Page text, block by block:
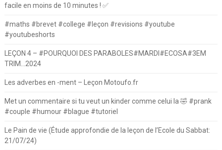
facile en moins de 10 minutes ! ✅
#maths #brevet #college #leçon #revisions #youtube
#youtubeshorts
LEÇON 4 – #POURQUOI DES PARABOLES#MARDI#ECOSA#3EM
TRIM…2024
Les adverbes en -ment – Leçon Motoufo.fr
Met un commentaire si tu veut un kinder comme celui la 🤣 #prank
#couple #humour #blague #tutoriel
Le Pain de vie (Étude approfondie de la leçon de l’Ecole du Sabbat:
21/07/24)